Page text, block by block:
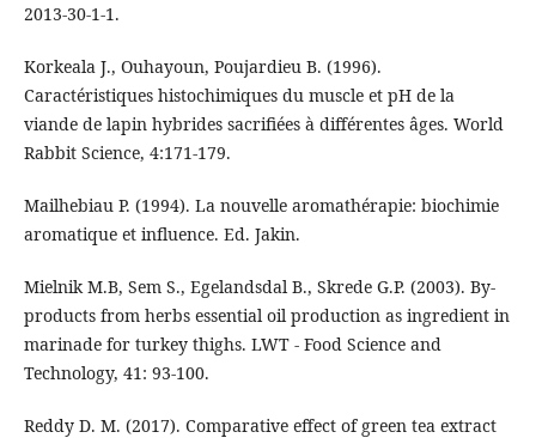
2013‐30‐1‐1.
Korkeala J., Ouhayoun, Poujardieu B. (1996).
Caractéristiques histochimiques du muscle et pH de la
viande de lapin hybrides sacrifiées à différentes âges. World
Rabbit Science, 4:171-179.
Mailhebiau P. (1994). La nouvelle aromathérapie: biochimie
aromatique et influence. Ed. Jakin.
Mielnik M.B, Sem S., Egelandsdal B., Skrede G.P. (2003). By-
products from herbs essential oil production as ingredient in
marinade for turkey thighs. LWT - Food Science and
Technology, 41: 93-100.
Reddy D. M. (2017). Comparative effect of green tea extract